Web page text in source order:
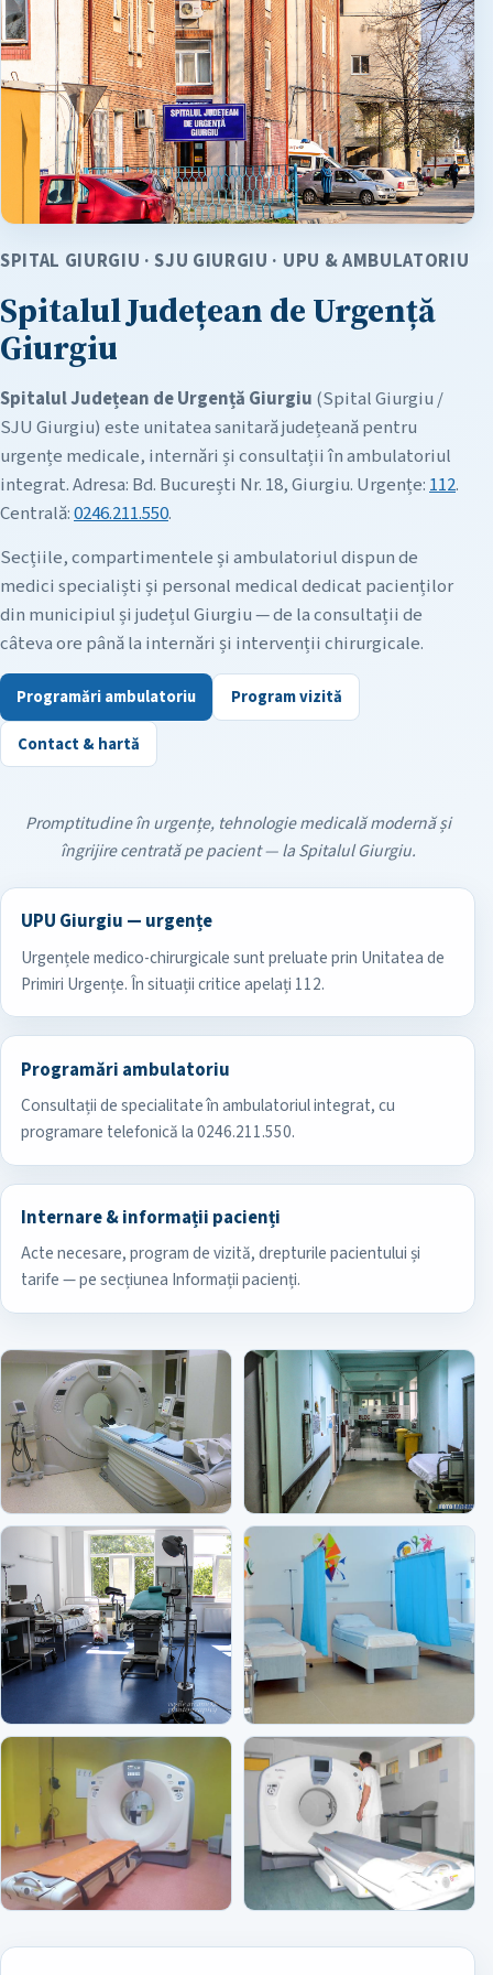
SPITAL GIURGIU · SJU GIURGIU · UPU & AMBULATORIU
Spitalul Județean de Urgență
Giurgiu
Spitalul Județean de Urgență Giurgiu (Spital Giurgiu /
SJU Giurgiu) este unitatea sanitară județeană pentru
urgențe medicale, internări și consultații în ambulatoriul
integrat. Adresa: Bd. București Nr. 18, Giurgiu. Urgențe: 112.
Centrală:0246.211.550.
Secțiile, compartimentele și ambulatoriul dispun de
medici specialiști și personal medical dedicat pacienților
din municipiul și județul Giurgiu — de la consultații de
câteva ore până la internări și intervenții chirurgicale.
Programări ambulatoriu Program vizită
Contact & hartă
Promptitudine în urgențe, tehnologie medicală modernă și
îngrijire centrată pe pacient — la Spitalul Giurgiu.
UPU Giurgiu — urgențe
Urgențele medico-chirurgicale sunt preluate prin Unitatea de
Primiri Urgențe. În situații critice apelați 112.
Programări ambulatoriu
Consultații de specialitate în ambulatoriul integrat, cu
programare telefonică la 0246.211.550.
Internare & informații pacienți
Acte necesare, program de vizită, drepturile pacientului și
tarife — pe secțiunea Informații pacienți.